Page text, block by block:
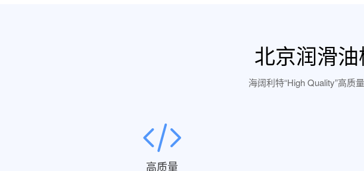
北京润滑
海阔利特“High Quality”高质
高质量